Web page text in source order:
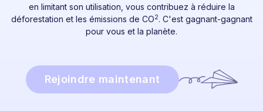
en limitant son utilisation, vous contribuez à réduire la
déforestation et les émissions de CO2. C'est gagnant-gagnant
pour vous et la planète.
Rejoindre maintenant